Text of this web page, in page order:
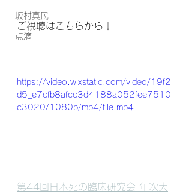
坂村真民
点滴
ご視聴はこちらから↓
https://video.wixstatic.com/video/19f2
d5_e7cfb8afcc3d4188a052fee7510
c3020/1080p/mp4/file.mp4
第44回日本死の臨床研究会 年次大